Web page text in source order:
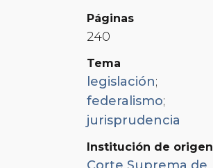
Páginas
240
Tema
legislación;
federalismo;
jurisprudencia
Institución de origen